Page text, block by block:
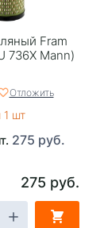
Fram
736X Mann)
Отложить
1 шт
275 руб.
275 руб.